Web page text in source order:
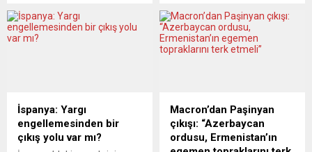
düşmüş olsa da virüsü
kapan da kapmayan da
kapmayanlar ise
“kapanmalardan” dolayı
bunalım, depresyon,
davranış bozukluğu,
çocuklarına bakmak
zorunda kalan çalışanlar
tazminat alma hakkına
çıkıyorlar. Federal Sağlık
Bakanı Jens Spahn da bu
taleplere destek veriyor.
Sözün özü “aşı mecburiyeti
İspanya: Yargı
engellemesinden bir
çıkış yolu var mı?
Macron’dan Paşinyan
çıkışı: “Azerbaycan
ordusu, Ermenistan’ın